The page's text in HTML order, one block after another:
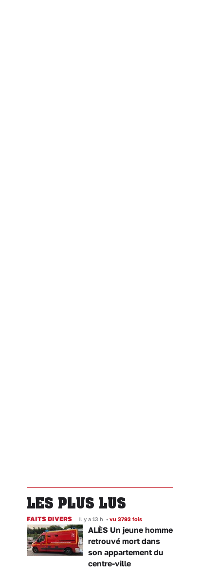
LES PLUS LUS
FAITS DIVERS Il y a 13 h • vu 3793 fois
ALÈS Un jeune homme
retrouvé mort dans
son appartement du
centre-ville